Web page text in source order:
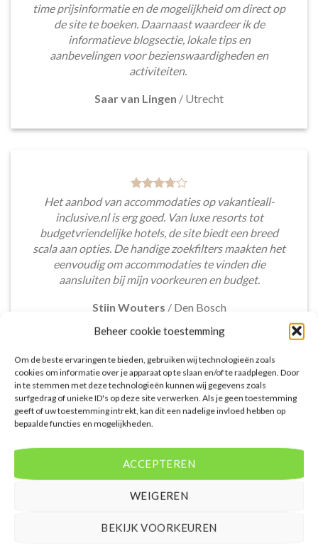
Beheer cookie toestemming
Om de beste ervaringen te bieden, gebruiken wij technologieën zoals
cookies om informatie over je apparaat op te slaan en/of te raadplegen. Door
in te stemmen met deze technologieën kunnen wij gegevens zoals
surfgedrag of unieke ID's op deze site verwerken. Als je geen toestemming
geeft of uw toestemming intrekt, kan dit een nadelige invloed hebben op
bepaalde functies en mogelijkheden.
ACCEPTEREN
WEIGEREN
BEKIJK VOORKEUREN
time prijsinformatie en de mogelijkheid om direct op
de site te boeken. Daarnaast waardeer ik de
informatieve blogsectie, lokale tips en
aanbevelingen voor bezienswaardigheden en
activiteiten.
Saar van Lingen / Utrecht
Het aanbod van accommodaties op vakantieall-
inclusive.nl is erg goed. Van luxe resorts tot
budgetvriendelijke hotels, de site biedt een breed
scala aan opties. De handige zoekfilters maakten het
eenvoudig om accommodaties te vinden die
aansluiten bij mijn voorkeuren en budget.
Stijn Wouters / Den Bosch
De aangeboden pakketreizen op de website zijn
handig voor reizigers die graag alles in één keer
gezinsvriendelijke vakanties. De pakketten
omvatten accommodatie, vluchten en transfer.
Daarnaast ben ik verrast door de rijke inhoud en
gebruiksvriendelijke functies die deze site te bieden